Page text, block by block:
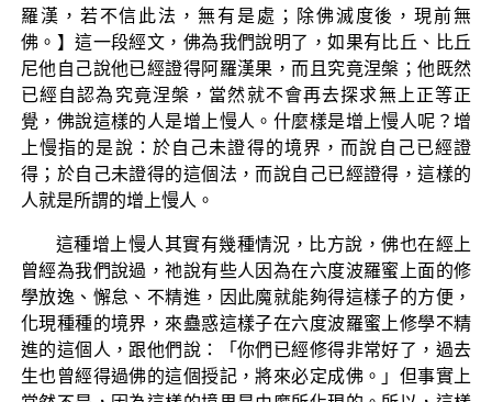
羅漢，若不信此法，無有是處；除佛滅度後，現前無
佛。】這一段經文，佛為我們說明了，如果有比丘、比丘
尼他自己說他已經證得阿羅漢果，而且究竟涅槃；他既然
已經自認為究竟涅槃，當然就不會再去探求無上正等正
覺，佛說這樣的人是增上慢人。什麼樣是增上慢人呢？增
上慢指的是說：於自己未證得的境界，而說自己已經證
得；於自己未證得的這個法，而說自己已經證得，這樣的
人就是所謂的增上慢人。
這種增上慢人其實有幾種情況，比方說，佛也在經上
曾經為我們說過，祂說有些人因為在六度波羅蜜上面的修
學放逸、懈怠、不精進，因此魔就能夠得這樣子的方便，
化現種種的境界，來蠱惑這樣子在六度波羅蜜上修學不精
進的這個人，跟他們說：「你們已經修得非常好了，過去
生也曾經得過佛的這個授記，將來必定成佛。」但事實上